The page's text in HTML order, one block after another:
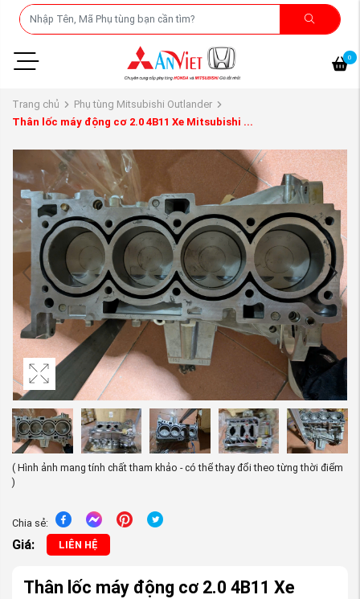
0
Trang chủ
Phụ tùng Mitsubishi Outlander
Thân lốc máy động cơ 2.0 4B11 Xe Mitsubishi ...
( Hình ảnh mang tính chất tham khảo - có thể thay đổi theo từng thời điểm
)
Chia sẻ:
Giá: LIÊN HỆ
Thân lốc máy động cơ 2.0 4B11 Xe